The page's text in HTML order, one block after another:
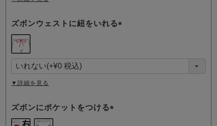
ズボンウェストに紐をいれる
須
)
▼詳細を見る
ズボンにポケットをつける